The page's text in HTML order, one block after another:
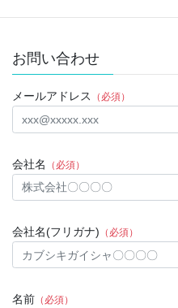
お問い合わせ
メールアドレス （必須）
会社名 （必須）
会社名(フリガナ) （必須）
名前 （必須）